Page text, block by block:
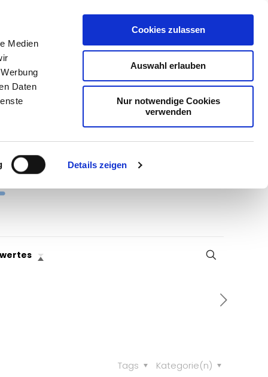
Medien
Daten
Details zeigen
Cookies zulassen
Auswahl erlauben
Nur notwendige Cookies
verwenden
Kategorie(n)
Tags